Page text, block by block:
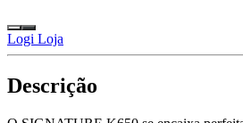
Logi Loja
Descrição